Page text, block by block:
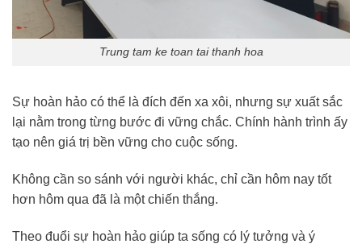
Trung tam ke toan tai thanh hoa
Sự hoàn hảo có thể là đích đến xa xôi, nhưng sự xuất sắc
lại nằm trong từng bước đi vững chắc. Chính hành trình ấy
tạo nên giá trị bền vững cho cuộc sống.
Không cần so sánh với người khác, chỉ cần hôm nay tốt
hơn hôm qua đã là một chiến thắng.
Theo đuổi sự hoàn hảo giúp ta sống có lý tưởng và ý